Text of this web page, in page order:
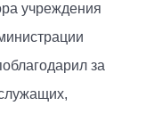
учреждения
за